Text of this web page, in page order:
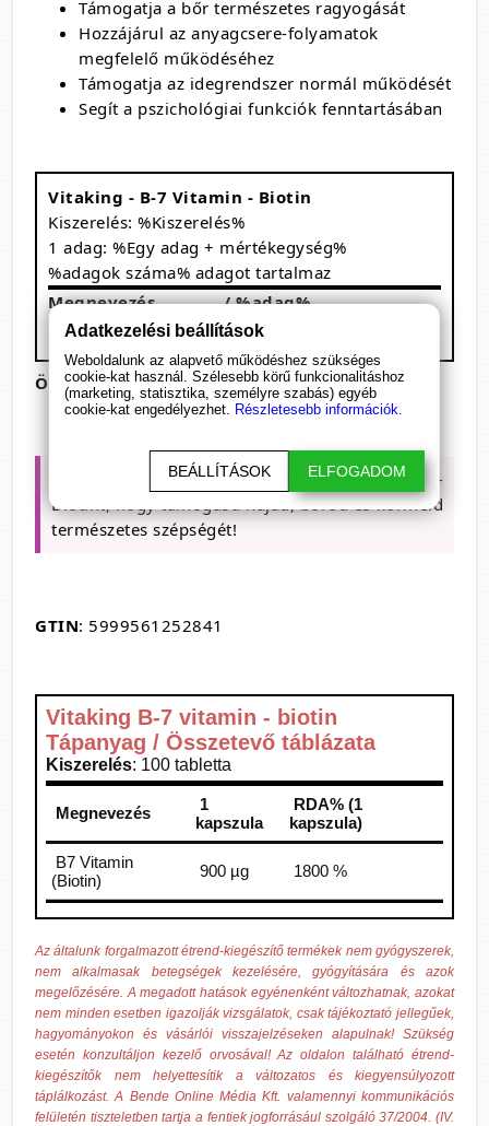
Támogatja a bőr természetes ragyogását
Hozzájárul az anyagcsere-folyamatok
megfelelő működéséhez
Támogatja az idegrendszer normál működését
Segít a pszichológiai funkciók fenntartásában
Vitaking - B-7 Vitamin - Biotin
Kiszerelés: %Kiszerelés%
1 adag: %Egy adag + mértékegység%
%adagok száma% adagot tartalmaz
Megnevezés
/ %adag%
Biotin
300 µg
Összetevők : biotin, töltőanyagok.
Vásárold meg most a Vitaking B-7 Vitamin -
Biotint, hogy támogasd hajad, bőröd és körmeid
természetes szépségét!
GTIN: 5999561252841
Vitaking B-7 vitamin - biotin
Tápanyag / Összetevő táblázata
Kiszerelés: 100 tabletta
Megnevezés
1
kapszula
RDA% (1
kapszula)
B7 Vitamin
(Biotin)
900 µg 1800 %
Az általunk forgalmazott étrend-kiegészítő termékek nem gyógyszerek,
nem alkalmasak betegségek kezelésére, gyógyítására és azok
megelőzésére. A megadott hatások egyénenként változhatnak, azokat
nem minden esetben igazolják vizsgálatok, csak tájékoztató jellegűek,
hagyományokon és vásárlói visszajelzéseken alapulnak! Szükség
esetén konzultáljon kezelő orvosával! Az oldalon található étrend-
kiegészítők nem helyettesítik a változatos és kiegyensúlyozott
táplálkozást. A Bende Online Média Kft. valamennyi kommunikációs
felületén tiszteletben tartja a fentiek jogforrásául szolgáló 37/2004. (IV.
Adatkezelési beállítások
Weboldalunk az alapvető működéshez szükséges
cookie-kat használ. Szélesebb körű funkcionalitáshoz
(marketing, statisztika, személyre szabás) egyéb
cookie-kat engedélyezhet. Részletesebb információk.
BEÁLLÍTÁSOK ELFOGADOM